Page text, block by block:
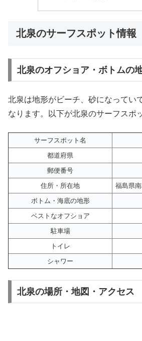
北泉のサーフスポット情報
北泉のオフショア・ボトムの
北泉は地形がビーチ、砂になってい
なります。以下が北泉のサーフスポ
サーフスポット名
都道府県
郵便番号
住所・所在地
福島県
ボトム・海底の地形
ベストなオフショア
駐車場
トイレ
シャワー
北泉の場所・地図・アクセス